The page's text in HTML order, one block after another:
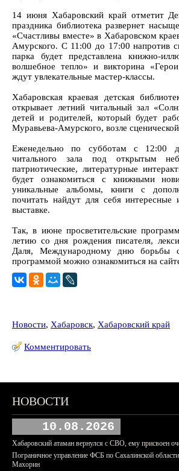
14 июня Хабаровский край отметит
праздника библиотека развернет
«Счастливы вместе» в Хабаровском
Амурского. С 11:00 до 17:00 напротив
парка будет представлена книжно-
волшебное тепло» и викторина
ждут увлекательные мастер-классы.
Хабаровская краевая детская
открывает летний читальный зал
детей и родителей, который будет
Муравьева-Амурского, возле
Еженедельно по субботам с 12:00
читального зала под открытым
патриотические, литературные
будет ознакомиться с книжными
уникальные альбомы, книги с
почитать найдут для себя интересные
выставке.
Так, в июне просветительские
летию со дня рождения писателя,
Даля, Международному дню борьбы
программой можно ознакомиться на
Новости, Хабаровск, Хабаровский край
Комментировать
НОВОСТИ
10.08.2026
Хабаровский атаман вернулся с СВО, ему присвоен
Пограничное управление ФСБ по Сахалинской
Махорин